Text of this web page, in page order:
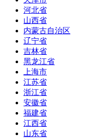
河北省
山西省
内蒙古自治区
辽宁省
吉林省
黑龙江省
上海市
江苏省
浙江省
安徽省
福建省
江西省
山东省